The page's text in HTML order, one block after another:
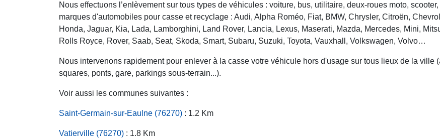
Nous effectuons l’enlèvement sur tous types de véhicules : voiture, bus, utilitaire, deux-roues moto,
marques d'automobiles pour casse et recyclage : Audi, Alpha Roméo, Fiat, BMW, Chrysler, Citroën,
Honda, Jaguar, Kia, Lada, Lamborghini, Land Rover, Lancia, Lexus, Maserati, Mazda, Mercedes, Mini,
Rolls Royce, Rover, Saab, Seat, Skoda, Smart, Subaru, Suzuki, Toyota, Vauxhall, Volkswagen, Volvo…
Nous intervenons rapidement pour enlever à la casse votre véhicule hors d'usage sur tous lieux de la ville
squares, ponts, gare, parkings sous-terrain...).
Voir aussi les communes suivantes :
Saint-Germain-sur-Eaulne (76270) : 1.2 Km
Vatierville (76270) : 1.8 Km